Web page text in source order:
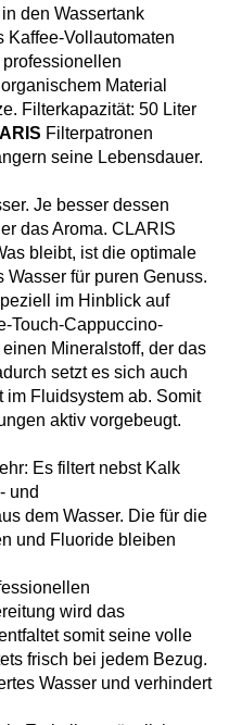
den Wassertank
Kaffee-Vollautomaten
Material
Filterkapazität: 50 Liter
Filterpatronen
seine Lebensdauer.
Je besser dessen
das Aroma. CLARIS
bleibt, ist die optimale
Wasser für puren Genuss.
im Hinblick auf
Touch-Cappuccino-
Mineralstoff, der das
setzt es sich auch
im Fluidsystem ab. Somit
aktiv vorgebeugt.
Es filtert nebst Kalk
und
dem Wasser. Die für die
und Fluoride bleiben
wird das
somit seine volle
frisch bei jedem Bezug.
Wasser und verhindert